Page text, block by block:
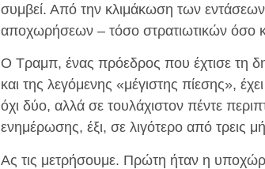
συμβεί. Από την κλιμάκωση των
αποχωρήσεων – τόσο στρατιωτικών όσο
Ο Τραμπ, ένας πρόεδρος που έχτισε τη
και της λεγόμενης «μέγιστης πίεσης»,
όχι δύο, αλλά σε τουλάχιστον πέντε
ενημέρωσης, έξι, σε λιγότερο από τρεις
Ας τις μετρήσουμε. Πρώτη ήταν η